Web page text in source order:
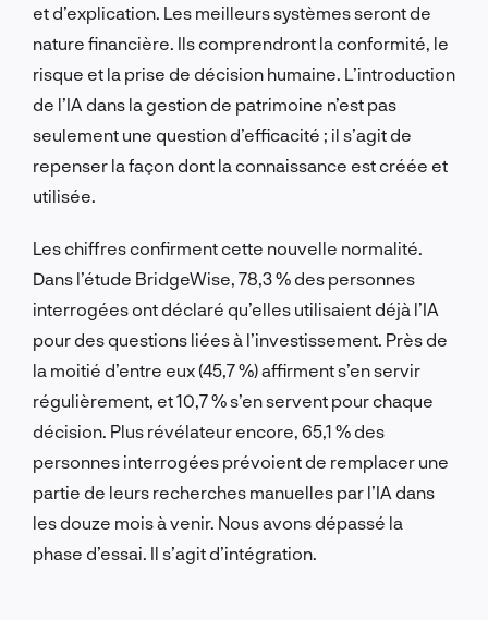
et d’explication. Les meilleurs systèmes seront de
nature financière. Ils comprendront la conformité, le
risque et la prise de décision humaine. L’introduction
de l’IA dans la gestion de patrimoine n’est pas
seulement une question d’efficacité ; il s’agit de
repenser la façon dont la connaissance est créée et
utilisée.
Les chiffres confirment cette nouvelle normalité.
Dans l’étude BridgeWise, 78,3 % des personnes
interrogées ont déclaré qu’elles utilisaient déjà l’IA
pour des questions liées à l’investissement. Près de
la moitié d’entre eux (45,7 %) affirment s’en servir
régulièrement, et 10,7 % s’en servent pour chaque
décision. Plus révélateur encore, 65,1 % des
personnes interrogées prévoient de remplacer une
partie de leurs recherches manuelles par l’IA dans
les douze mois à venir. Nous avons dépassé la
phase d’essai. Il s’agit d’intégration.